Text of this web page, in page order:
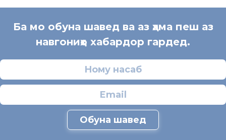
Ба мо обуна шавед ва аз ҳама пеш аз
навгониҳо хабардор гардед.
Обуна шавед